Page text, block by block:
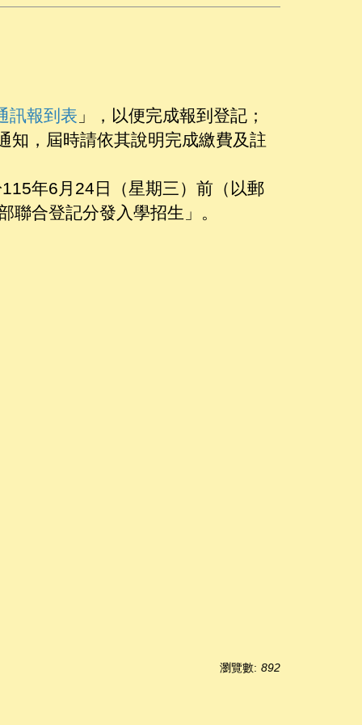
訊報到表 」
，以便完成報到登記；
知，屆時請依其說明完成繳費及註
年6月24日（星期三）前（以郵
合登記分發入學招生」。
瀏覽數: 892